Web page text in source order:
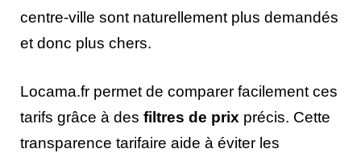
centre-ville sont naturellement plus demandés
et donc plus chers.
Locama.fr permet de comparer facilement ces
tarifs grâce à des filtres de prix précis. Cette
transparence tarifaire aide à éviter les